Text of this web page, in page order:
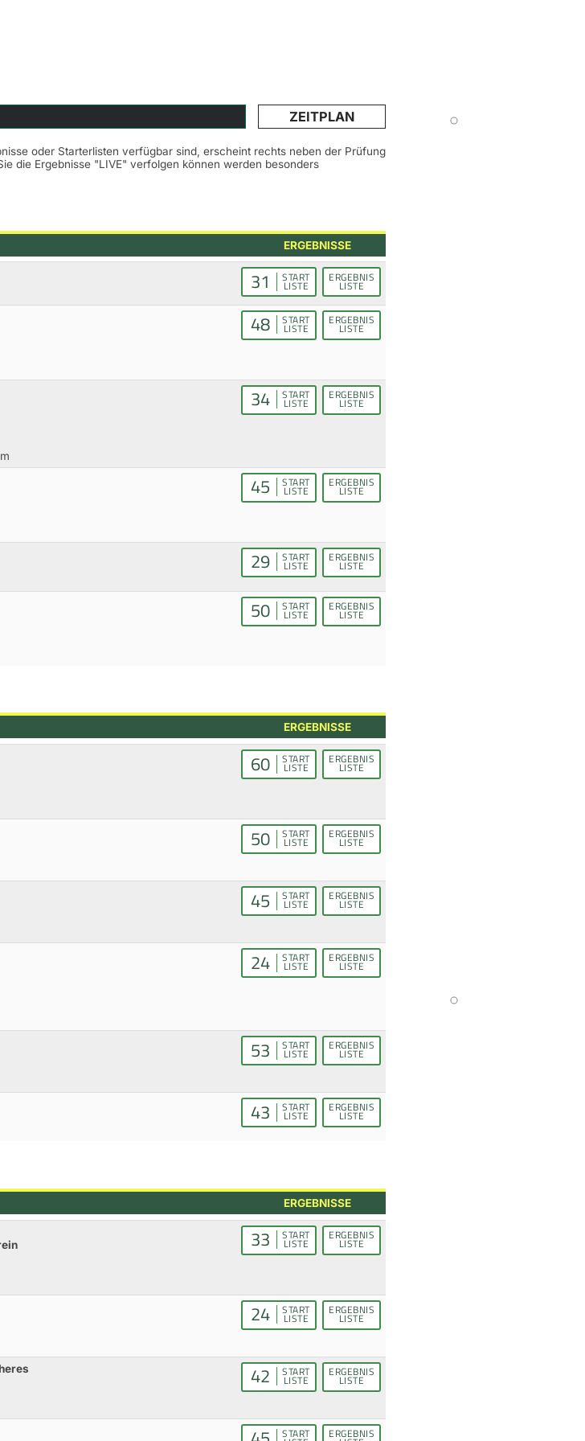
ZEITPLAN
oder Starterlisten verfügbar sind, erscheint rechts neben der Prüfung
die Ergebnisse "LIVE" verfolgen können werden besonders
ERGEBNISSE
31 START
LISTE
ERGEBNIS
LISTE
48 START
LISTE
ERGEBNIS
LISTE
34 START
LISTE
ERGEBNIS
LISTE
45 START
LISTE
ERGEBNIS
LISTE
29 START
LISTE
ERGEBNIS
LISTE
50 START
LISTE
ERGEBNIS
LISTE
ERGEBNISSE
60 START
LISTE
ERGEBNIS
LISTE
50 START
LISTE
ERGEBNIS
LISTE
45 START
LISTE
ERGEBNIS
LISTE
24 START
LISTE
ERGEBNIS
LISTE
53 START
LISTE
ERGEBNIS
LISTE
43 START
LISTE
ERGEBNIS
LISTE
ERGEBNISSE
33 START
LISTE
ERGEBNIS
LISTE
24 START
LISTE
ERGEBNIS
LISTE
42 START
LISTE
ERGEBNIS
LISTE
START ERGEBNIS